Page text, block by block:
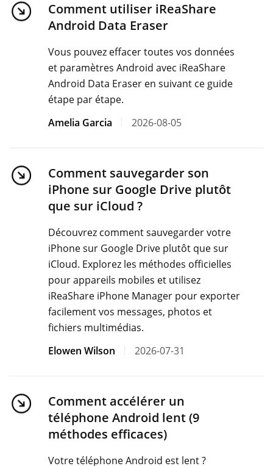
Comment utiliser iReaShare
Android Data Eraser
Vous pouvez effacer toutes vos données
et paramètres Android avec iReaShare
Android Data Eraser en suivant ce guide
étape par étape.
Amelia Garcia
2026-08-05
Comment sauvegarder son
iPhone sur Google Drive plutôt
que sur iCloud ?
Découvrez comment sauvegarder votre
iPhone sur Google Drive plutôt que sur
iCloud. Explorez les méthodes officielles
pour appareils mobiles et utilisez
iReaShare iPhone Manager pour exporter
facilement vos messages, photos et
fichiers multimédias.
Elowen Wilson
2026-07-31
Comment accélérer un
téléphone Android lent (9
méthodes efficaces)
Votre téléphone Android est lent ?